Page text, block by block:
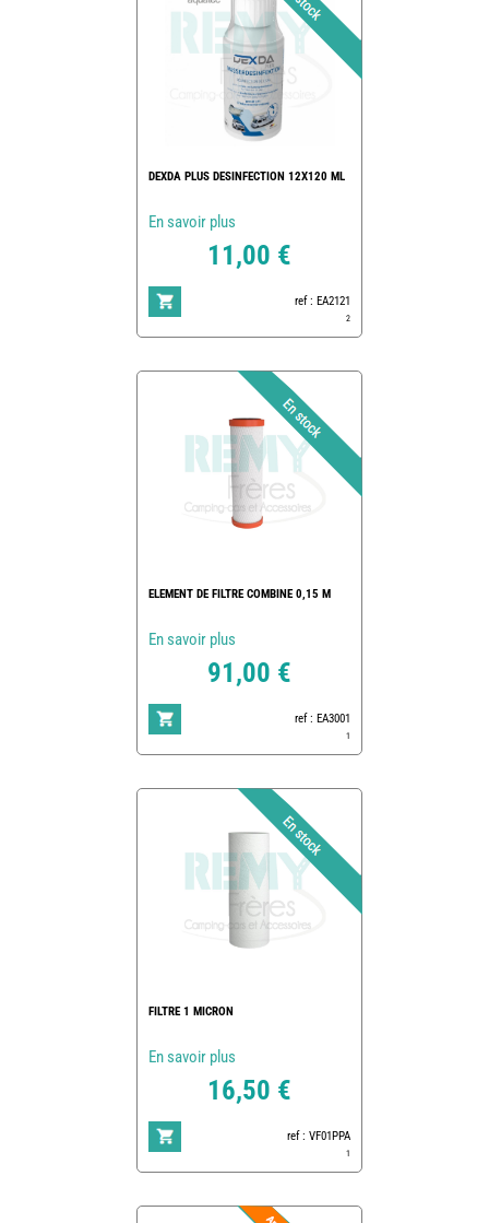
DEXDA PLUS DESINFECTION 12X120 ML
En savoir plus
11,00 €
ref : EA2121
2
ELEMENT DE FILTRE COMBINE 0,15 M
En savoir plus
91,00 €
ref : EA3001
1
FILTRE 1 MICRON
En savoir plus
16,50 €
ref : VF01PPA
1